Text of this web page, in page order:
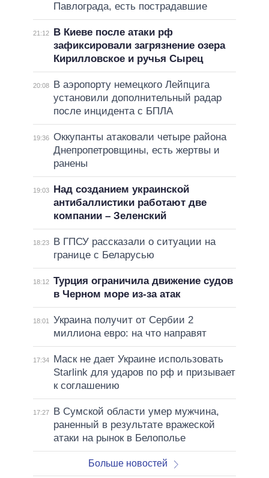
Павлограда, есть пострадавшие
21:12
В Киеве после атаки рф
зафиксировали загрязнение озера
Кирилловское и ручья Сырец
20:08
В аэропорту немецкого Лейпцига
установили дополнительный радар
после инцидента с БПЛА
19:36 Оккупанты атаковали четыре района
Днепропетровщины, есть жертвы и
ранены
19:03
Над созданием украинской
антибаллистики работают две
компании – Зеленский
18:23
В ГПСУ рассказали о ситуации на
границе с Беларусью
18:12 Турция ограничила движение судов
в Черном море из-за атак
18:01
Украина получит от Сербии 2
миллиона евро: на что направят
17:34
Маск не дает Украине использовать
Starlink для ударов по рф и призывает
к соглашению
17:27
В Сумской области умер мужчина,
раненный в результате вражеской
атаки на рынок в Белополье
Больше новостей